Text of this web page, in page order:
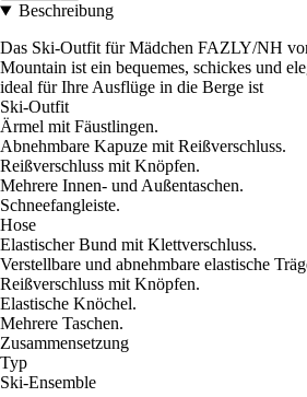
Beschreibung
Das Ski-Outfit für Mädchen FAZLY/NH
Mountain ist ein bequemes, schickes und
ideal für Ihre Ausflüge in die Berge ist
Ski-Outfit
Ärmel mit Fäustlingen.
Abnehmbare Kapuze mit Reißverschluss.
Reißverschluss mit Knöpfen.
Mehrere Innen- und Außentaschen.
Schneefangleiste.
Hose
Elastischer Bund mit Klettverschluss.
Verstellbare und abnehmbare elastische
Reißverschluss mit Knöpfen.
Elastische Knöchel.
Mehrere Taschen.
Zusammensetzung
Typ
Ski-Ensemble